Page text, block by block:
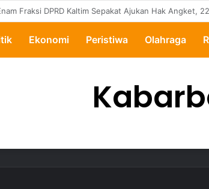
Dipertanyakan, Pemkot Samarinda Dalami
Ekonomi Peristiwa Olahraga